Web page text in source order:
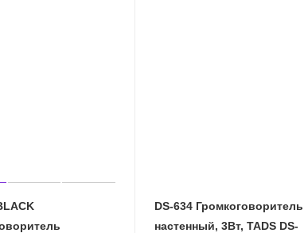
DS-634 Громкоговоритель
настенный, 3Вт, TADS DS-